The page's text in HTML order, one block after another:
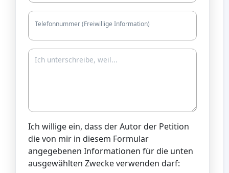
Telefonnummer (Freiwillige Information)
Ich willige ein, dass der Autor der Petition
die von mir in diesem Formular
angegebenen Informationen für die unten
ausgewählten Zwecke verwenden darf: